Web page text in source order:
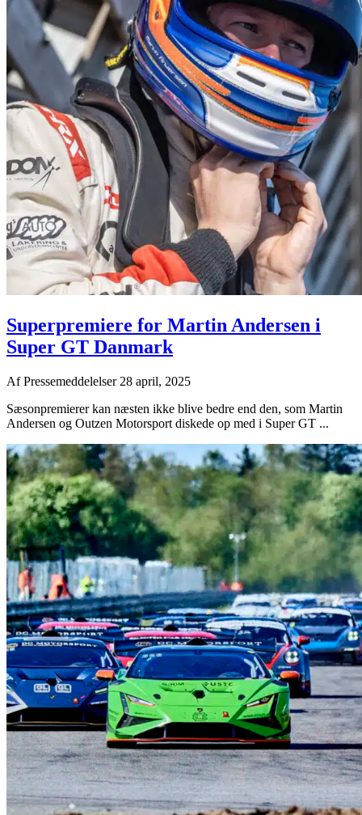
Superpremiere for Martin Andersen i
Super GT Danmark
AfPressemeddelelser 28 april, 2025
Sæsonpremierer kan næsten ikke blive bedre end den, som Martin
Andersen og Outzen Motorsport diskede op med i Super GT ...